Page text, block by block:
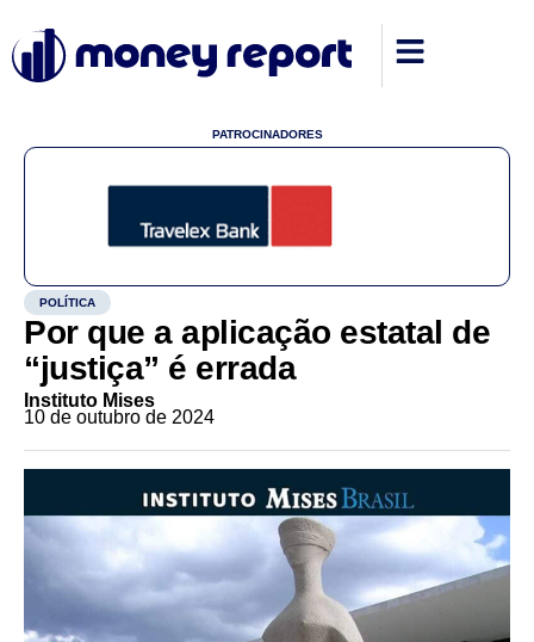
PATROCINADORES
POLÍTICA
Por que a aplicação estatal de
“justiça” é errada
Instituto Mises
10 de outubro de 2024